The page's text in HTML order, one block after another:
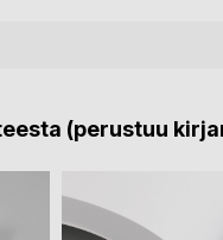
(perustuu